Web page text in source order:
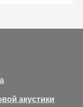
акустики